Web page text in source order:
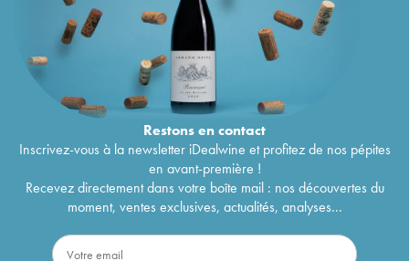
Restons encontact
Inscrivez-vous à la newsletter iDealwine et profitez de nos pépites
en avant-première !
Recevez directement dans votre boîte mail : nos découvertes du
moment, ventes exclusives, actualités, analyses...